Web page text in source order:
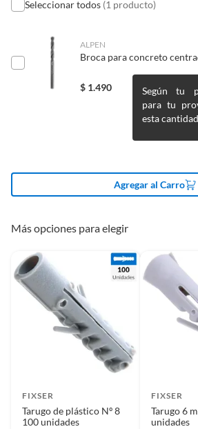
Pinturas de un color a solicitud.
Plantas.
De uso personal.
Condicion del
Nuevo
Detalle de la garantía 6 Meses
Tipo de cabeza Plana
Seleccionar todos (1 producto)
ALPEN
Broca para concreto
$ 1.490
Según tu
para tu
esta
Agregar al Carro
Más opciones para elegir
FIXSER
Tarugo de plástico Nº 8
100 unidades
FIXSER
Tarugo 6
unidades